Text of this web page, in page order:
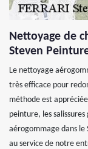
Nettoyage de
Steven
Le nettoyage
très efficace pour
méthode est
peinture, les
aérogommage dans le
au service de notre